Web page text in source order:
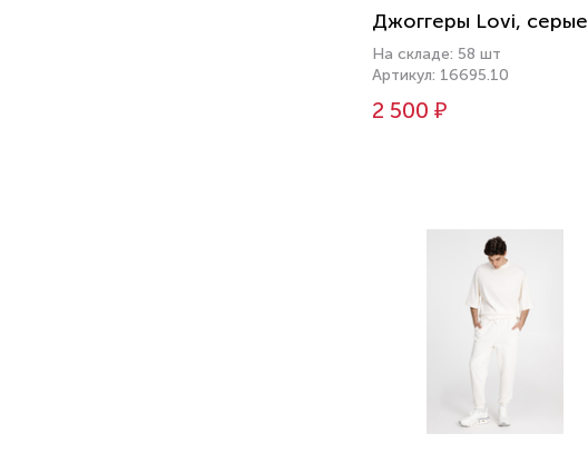
Джоггеры Lovi, серые
На складе: 58 шт
Артикул: 16695.10
2 500 ₽